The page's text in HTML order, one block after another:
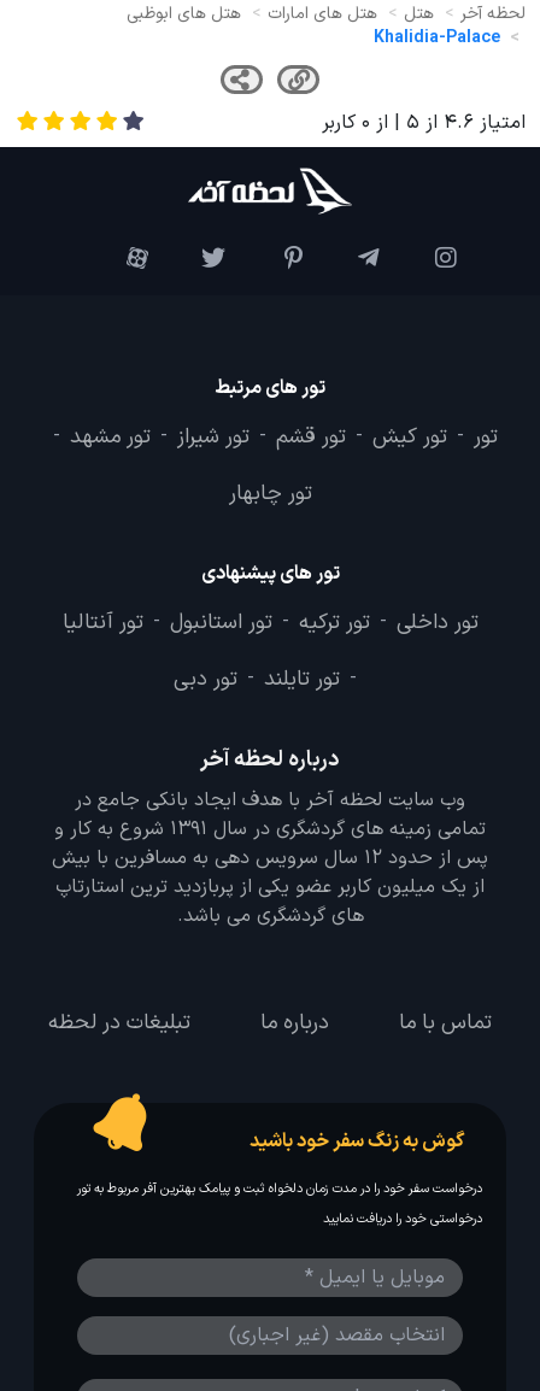
لحظه آخر هتل هتل های امارات
هتل های ابوظبی
Khalidia-Palace
امتیاز 4.6 از 5 | از 0 کاربر
تور های مرتبط
تور - تور کیش - تور قشم - تور شیراز - تور مشهد -
تور چابهار
تور های پیشنهادی
تور داخلی - تور ترکیه - تور استانبول - تور آنتالیا
- تور تایلند - تور دبی
درباره لحظه آخر
وب سایت لحظه آخر با هدف ایجاد بانکی جامع در
تمامی زمینه های گردشگری در سال 1391 شروع به کار و
پس از حدود 12 سال سرویس دهی به مسافرین با بیش
از یک میلیون کاربر عضو یکی از پربازدید ترین استارتاپ
های گردشگری می باشد.
تماس با ما درباره ما تبلیغات در لحظه
گوش به زنگ سفر خود باشید
درخواست سفر خود را در مدت زمان دلخواه ثبت و پیامک بهترین آفر مربوط به تور
درخواستی خود را دریافت نمایید